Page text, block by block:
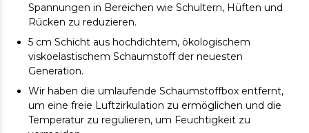
Spannungen in Bereichen wie Schultern, Hüften und
Rücken zu reduzieren.
5 cm Schicht aus hochdichtem, ökologischem
viskoelastischem Schaumstoff der neuesten
Generation.
Wir haben die umlaufende Schaumstoffbox entfernt,
um eine freie Luftzirkulation zu ermöglichen und die
Temperatur zu regulieren, um Feuchtigkeit zu